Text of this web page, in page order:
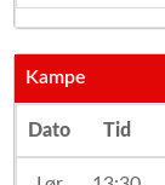
Kampe
Dato Tid